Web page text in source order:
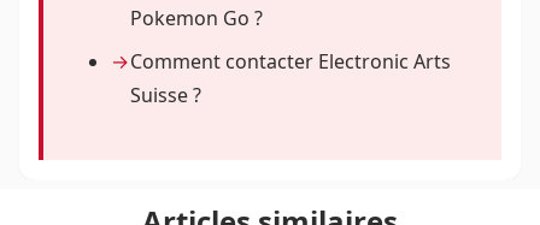
Pokemon Go ?
Comment contacter Electronic Arts
Suisse ?